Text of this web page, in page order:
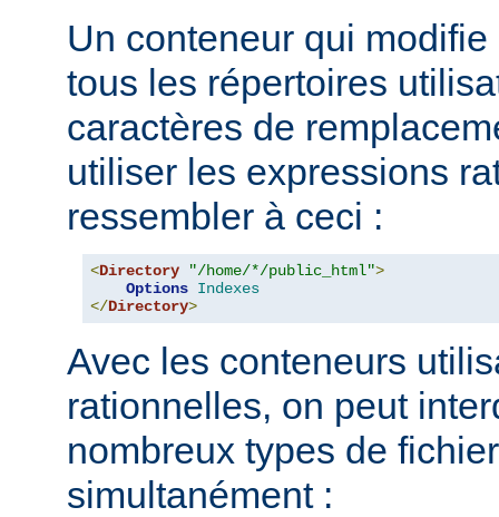
Un conteneur qui
tous les répertoires
caractères de
utiliser les expressions
ressembler à ceci :
<Directory "/home/*/public_html">
Options Indexes
</Directory>
Avec les conteneurs
rationnelles, on peut
nombreux types de
simultanément :